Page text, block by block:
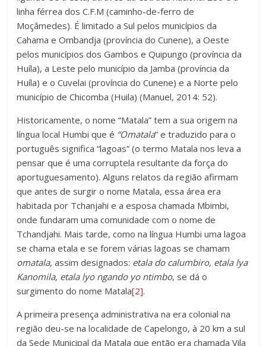
linha férrea dos C.F.M (caminho-de-ferro de
Moçâmedes). É limitado a Sul pelos municípios da
Cahama e Ombandja (província do Cunene), a Oeste
pelos municípios dos Gambos e Quipungo (província da
Huíla), a Leste pelo município da Jamba (província da
Huíla) e o Cuvelai (província do Cunene) e a Norte pelo
município de Chicomba (Huila) (Manuel, 2014: 52).
Historicamente, o nome “Matala” tem a sua origem na
língua local Humbi que é “Omatala” e traduzido para o
português significa “lagoas” (o termo Matala nos leva a
pensar que é uma corruptela resultante da força do
aportuguesamento). Alguns relatos da região afirmam
que antes de surgir o nome Matala, essa área era
habitada por Tchanjahi e a esposa chamada Mbimbi,
onde fundaram uma comunidade com o nome de
Tchandjahi. Mais tarde, como na língua Humbi uma lagoa
se chama etala e se forem várias lagoas se chamam
omatala, assim designados: etala do calumbiro, etala lya
Kanomila, etala lyo ngando yo ntimbo, se dá o
surgimento do nome Matala[2].
A primeira presença administrativa na era colonial na
região deu-se na localidade de Capelongo, à 20 km a sul
da Sede Municipal da Matala que então era chamada Vila